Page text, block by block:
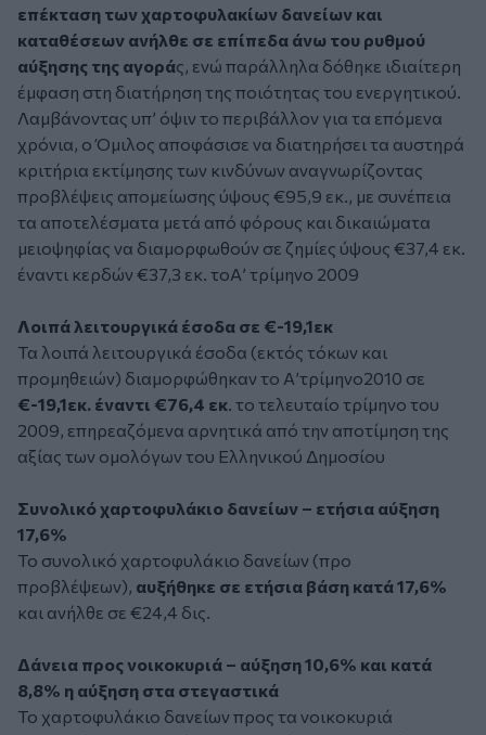
επέκταση των χαρτοφυλακίων δανείων και
καταθέσεων ανήλθε σε επίπεδα άνω του ρυθμού
αύξησης της αγοράς, ενώ παράλληλα δόθηκε ιδιαίτερη
έμφαση στη διατήρηση της ποιότητας του ενεργητικού.
Λαμβάνοντας υπ’ όψιν το περιβάλλον για τα επόμενα
χρόνια, ο Όμιλος αποφάσισε να διατηρήσει τα αυστηρά
κριτήρια εκτίμησης των κινδύνων αναγνωρίζοντας
προβλέψεις απομείωσης ύψους €95,9 εκ., με συνέπεια
τα αποτελέσματα μετά από φόρους και δικαιώματα
μειοψηφίας να διαμορφωθούν σε ζημίες ύψους €37,4 εκ.
έναντι κερδών €37,3 εκ. τοΑ’ τρίμηνο 2009
Λοιπά λειτουργικά έσοδα σε €-19,1εκ
Τα λοιπά λειτουργικά έσοδα (εκτός τόκων και
προμηθειών) διαμορφώθηκαν το Α’τρίμηνο2010 σε
€-19,1εκ. έναντι €76,4 εκ. το τελευταίο τρίμηνο του
2009, επηρεαζόμενα αρνητικά από την αποτίμηση της
αξίας των ομολόγων του Ελληνικού Δημοσίου
Συνολικό χαρτοφυλάκιο δανείων – ετήσια αύξηση
17,6%
Το συνολικό χαρτοφυλάκιο δανείων (προ
προβλέψεων), αυξήθηκε σε ετήσια βάση κατά 17,6%
και ανήλθε σε €24,4 δις.
Δάνεια προς νοικοκυριά – αύξηση 10,6% και κατά
8,8% η αύξηση στα στεγαστικά
Το χαρτοφυλάκιο δανείων προς τα νοικοκυριά